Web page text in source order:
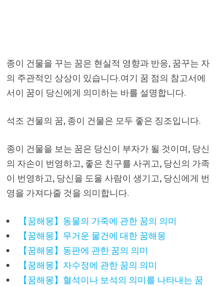
종이 건물을 꾸는 꿈은 현실적 영향과 반응, 꿈꾸는 자
의 주관적인 상상이 있습니다.여기 꿈 점의 참고서에
서이 꿈이 당신에게 의미하는 바를 설명합니다.
석조 건물의 꿈, 종이 건물은 모두 좋은 징조입니다.
종이 건물을 보는 꿈은 당신이 부자가 될 것이며, 당신
의 자손이 번영하고, 좋은 친구를 사귀고, 당신의 가족
이 번영하고, 당신을 도울 사람이 생기고, 당신에게 번
영을 가져다줄 것을 의미합니다.
【꿈해몽】동물의 가죽에 관한 꿈의 의미
【꿈해몽】무거운 물건에 대한 꿈해몽
【꿈해몽】동판에 관한 꿈의 의미
【꿈해몽】자수정에 관한 꿈의 의미
【꿈해몽】혈석이나 보석의 의미를 나타내는 꿈